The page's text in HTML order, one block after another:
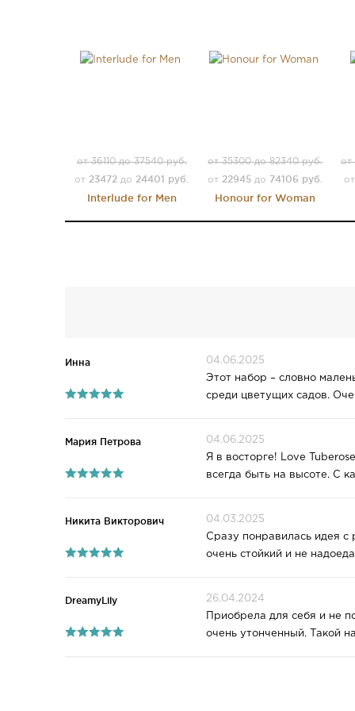
от 36110 до 37540 руб.
от 23472 до 24401 руб.
Interlude for Men
от 35300 до 82340 руб.
от 22945 до 74106 руб.
Honour for Woman
от
Инна
04.06.2025
Этот набор – словно
среди цветущих садов.
Мария Петрова
04.06.2025
Я в восторге! Love
всегда быть на высоте. С
Никита Викторович
04.03.2025
Сразу понравилась идея с
очень стойкий и не
DreamyLily
26.04.2024
Приобрела для себя и не
очень утонченный. Такой